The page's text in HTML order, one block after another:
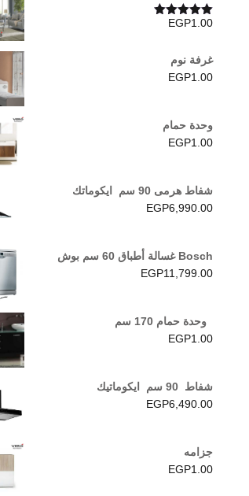
تم التقييم
EGP1.00
غرفة نوم
EGP1.00
وحدة حمام
EGP1.00
شفاط هرمى 90 سم ايكوماتك
EGP6,990.00
Bosch غسالة أطباق 60 سم بوش
EGP11,799.00
وحدة حمام 170 سم
EGP1.00
شفاط 90 سم ايكوماتيك
EGP6,490.00
جزامه
EGP1.00